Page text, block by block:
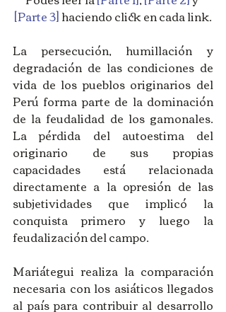
[Parte 3] haciendo click en cada link.
La persecución, humillación y
degradación de las condiciones de
vida de los pueblos originarios del
Perú forma parte de la dominación
de la feudalidad de los gamonales.
La pérdida del autoestima del
originario de sus propias
capacidades está relacionada
directamente a la opresión de las
subjetividades que implicó la
conquista primero y luego la
feudalización del campo.
Mariátegui realiza la comparación
necesaria con los asiáticos llegados
al país para contribuir al desarrollo